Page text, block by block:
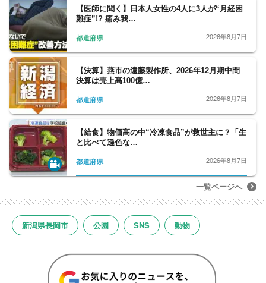
【医師に聞く】日本人女性の4人に3人が“月経困
難症”!? 痛み我…
都道府県 2026年8月7日
【決算】燕市の遠藤製作所、2026年12月期中間
決算は売上高100億…
都道府県 2026年8月7日
【給食】物価高の中“冷凍食品”が救世主に？「生
と比べて遜色な…
都道府県 2026年8月7日
一覧ページへ
新潟県長岡市 公園 SNS 動物